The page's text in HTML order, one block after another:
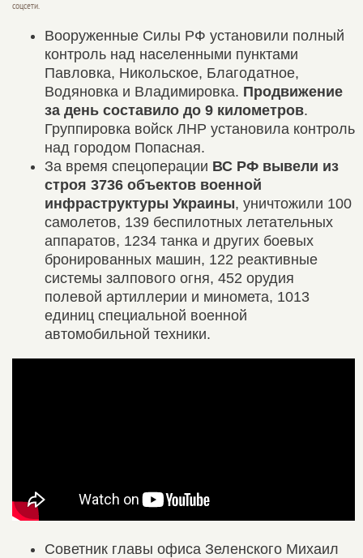
соцсети.
Вооруженные Силы РФ установили полный
контроль над населенными пунктами
Павловка, Никольское, Благодатное,
Водяновка и Владимировка. Продвижение
за день составило до 9 километров.
Группировка войск ЛНР установила контроль
над городом Попасная.
За время спецоперации ВС РФ вывели из
строя 3736 объектов военной
инфраструктуры Украины, уничтожили 100
самолетов, 139 беспилотных летательных
аппаратов, 1234 танка и других боевых
бронированных машин, 122 реактивные
системы залпового огня, 452 орудия
полевой артиллерии и миномета, 1013
единиц специальной военной
автомобильной техники.
Советник главы офиса Зеленского Михаил